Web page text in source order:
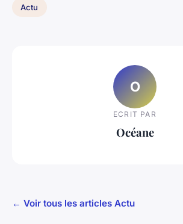
Actu
O
ECRIT PAR
Océane
← Voir tous les articles Actu